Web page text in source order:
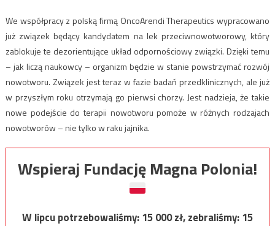
We współpracy z polską firmą OncoArendi Therapeutics wypracowano
już związek będący kandydatem na lek przeciwnowotworowy, który
zablokuje te dezorientujące układ odpornościowy związki. Dzięki temu
– jak liczą naukowcy – organizm będzie w stanie powstrzymać rozwój
nowotworu. Związek jest teraz w fazie badań przedklinicznych, ale już
w przyszłym roku otrzymają go pierwsi chorzy. Jest nadzieja, że takie
nowe podejście do terapii nowotworu pomoże w różnych rodzajach
nowotworów – nie tylko w raku jajnika.
Wspieraj Fundację Magna Polonia!
W lipcu potrzebowaliśmy:15 000zł, zebraliśmy:15